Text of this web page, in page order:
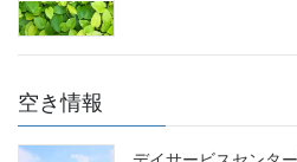
空き情報